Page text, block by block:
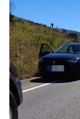
DALLAS MAVERICKS
Santi